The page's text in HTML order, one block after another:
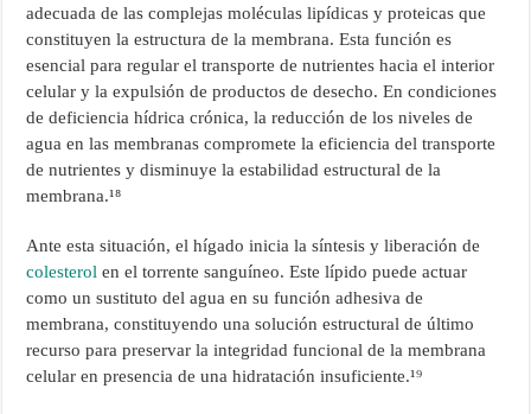
adecuada de las complejas moléculas lipídicas y proteicas que
constituyen la estructura de la membrana. Esta función es
esencial para regular el transporte de nutrientes hacia el interior
celular y la expulsión de productos de desecho. En condiciones
de deficiencia hídrica crónica, la reducción de los niveles de
agua en las membranas compromete la eficiencia del transporte
de nutrientes y disminuye la estabilidad estructural de la
membrana.¹⁸
Ante esta situación, el hígado inicia la síntesis y liberación de
colesterolen el torrente sanguíneo. Este lípido puede actuar
como un sustituto del agua en su función adhesiva de
membrana, constituyendo una solución estructural de último
recurso para preservar la integridad funcional de la membrana
celular en presencia de una hidratación insuficiente.¹⁹